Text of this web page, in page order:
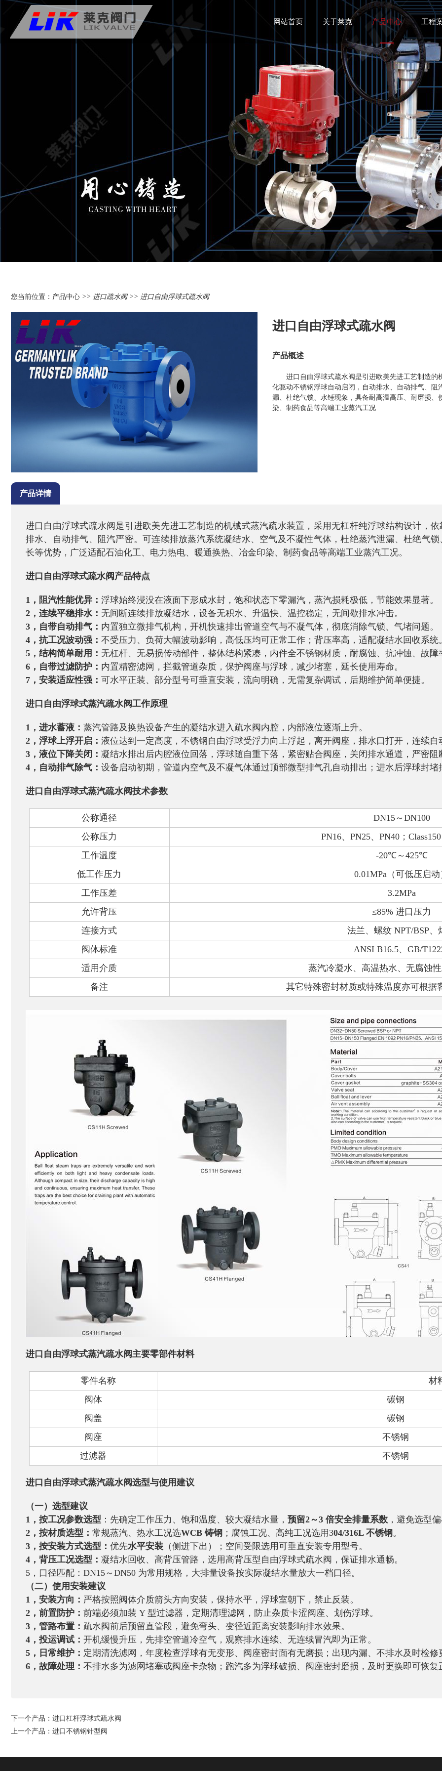
网站首页 关于莱克 产品中心 工程
您当前位置： 产品中心 >> 进口疏水阀>> 进口自由浮球式疏水阀
进口自由浮球式疏水阀
产品概述
进口自由浮球式疏水阀是引进欧美先进工艺制造
化驱动不锈钢浮球自动启闭，自动排水、自动排气、
漏、杜绝气锁、水锤现象，具备耐高温高压、耐磨损
染、制药食品等高端工业蒸汽工况
产品详情
进口自由浮球式疏水阀是引进欧美先进工艺制造的机械式蒸汽疏水装置，采用无杠杆纯浮球结构设计，
排水、自动排气、阻汽严密。可连续排放蒸汽系统凝结水、空气及不凝性气体，杜绝蒸汽泄漏、杜绝气
长等优势，广泛适配石油化工、电力热电、暖通换热、冶金印染、制药食品等高端工业蒸汽工况。
进口自由浮球式疏水阀 产品特点
1，阻汽性能优异： 浮球始终浸没在液面下形成水封，饱和状态下零漏汽，蒸汽损耗极低，节能效果显著。
2，连续平稳排水： 无间断连续排放凝结水，设备无积水、升温快、温控稳定，无间歇排水冲击。
3，自带自动排气： 内置独立微排气机构，开机快速排出管道空气与不凝气体，彻底消除气锁、气堵问题。
4，抗工况波动强： 不受压力、负荷大幅波动影响，高低压均可正常工作；背压率高，适配凝结水回收系统
5， 结构简单耐用： 无杠杆、无易损传动部件，整体结构紧凑，内件全不锈钢材质，耐腐蚀、抗冲蚀、故障
6，自带过滤防护： 内置精密滤网，拦截管道杂质，保护阀座与浮球，减少堵塞，延长使用寿命。
7，安装适应性强： 可水平正装、部分型号可垂直安装，流向明确，无需复杂调试，后期维护简单便捷。
进口自由浮球式蒸汽疏水阀工作原理
1，进水蓄液： 蒸汽管路及换热设备产生的凝结水进入疏水阀内腔，内部液位逐渐上升。
2，浮球上浮开启： 液位达到一定高度，不锈钢自由浮球受浮力向上浮起，离开阀座，排水口打开，连续自
3，液位下降关闭： 凝结水排出后内腔液位回落，浮球随自重下落，紧密贴合阀座，关闭排水通道，严密阻
4，自动排气除气： 设备启动初期，管道内空气及不凝气体通过顶部微型排气孔自动排出；进水后浮球封
进口自由浮球式蒸汽疏水阀技术参数‌
公称通径 DN15～ DN100
公称压力
PN16、 PN25、 PN40； Class150
工作温度
-20℃～ 425℃
低工作压力
0.01MPa （可低压启
工作压差
3.2MPa
允许背压
≤85% 进口压力
连接方式
法兰、螺纹 NPT/BSP、
阀体标准
ANSI B16.5、 GB/
适用介质
蒸汽冷凝水、高温热水、无腐蚀
备注
其它特殊密封材质或特殊温度亦可根据
进口自由浮球式蒸汽疏水阀主要零部件材料
零件名称
材
阀体
碳钢
阀盖
碳钢
阀座
不锈钢
过滤器
不锈钢
进口自由浮球式蒸汽疏水阀选型与使用建议
（一）选型建议
1，按工况参数选型 ：先确定工作压力、饱和温度、较大凝结水量， 预留2～3 倍安全排量系数 ，避免选型
2，按材质选型： 常规蒸汽、热水工况选WCB 铸钢 ；腐蚀工况、高纯工况选用304/316L 不锈钢。
3，按安装方式选型： 优先水平安装 （侧进下出）；空间受限选用可垂直安装专用型号。
4，背压工况选型： 凝结水回收、高背压管路，选用高背压型自由浮球式疏水阀，保证排水通畅。
5，口径匹配：DN15～DN50 为常用规格，大排量设备按实际凝结水量放大一档口径。
（二）使用安装建议
1，安装方向： 严格按照阀体介质箭头方向安装，保持水平，浮球室朝下，禁止反装。
2，前置防护： 前端必须加装 Y 型过滤器，定期清理滤网，防止杂质卡涩阀座、划伤浮球。
3， 管路布置： 疏水阀前后预留直管段，避免弯头、变径近距离安装影响排水效果。
4，投运调试： 开机缓慢升压，先排空管道冷空气，观察排水连续、无连续冒汽即为正常。
5， 日常维护： 定期清洗滤网，年度检查浮球有无变形、阀座密封面有无磨损；出现内漏、不排水及时检修
6，故障处理： 不排水多为滤网堵塞或阀座卡杂物；跑汽多为浮球破损、阀座密封磨损，及时更换即可恢复
下一个产品： 进口杠杆浮球式疏水阀
上一个产品： 进口不锈钢针型阀